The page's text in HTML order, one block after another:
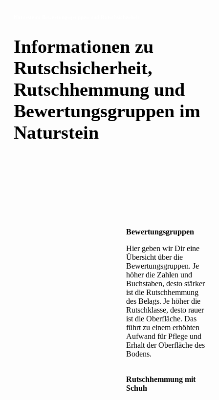
Informationen zu
Rutschsicherheit,
Rutschhemmung und
Bewertungsgruppen im
Naturstein
Bewertungsgruppen
Hier geben wir Dir eine
Übersicht über die
Bewertungsgruppen. Je
höher die Zahlen und
Buchstaben, desto stärker
ist die Rutschhemmung
des Belags. Je höher die
Rutschklasse, desto rauer
ist die Oberfläche. Das
führt zu einem erhöhten
Aufwand für Pflege und
Erhalt der Oberfläche des
Bodens.
Rutschhemmung mit
Schuh